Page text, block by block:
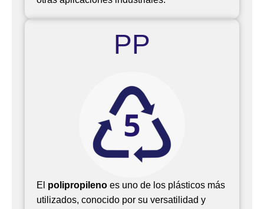
PP
El polipropileno es uno de los plásticos más
utilizados, conocido por su versatilidad y